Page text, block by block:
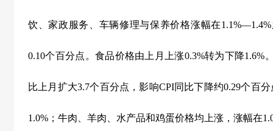
饮、家政服务、车辆修理与保养价格涨幅在1.1%—1.4%
0.10个百分点。食品价格由上月上涨0.3%转为下降1.6%
比上月扩大3.7个百分点，影响CPI同比下降约0.29个百分
1.0% ；牛肉、羊肉、水产品和鸡蛋价格均上涨，涨幅在